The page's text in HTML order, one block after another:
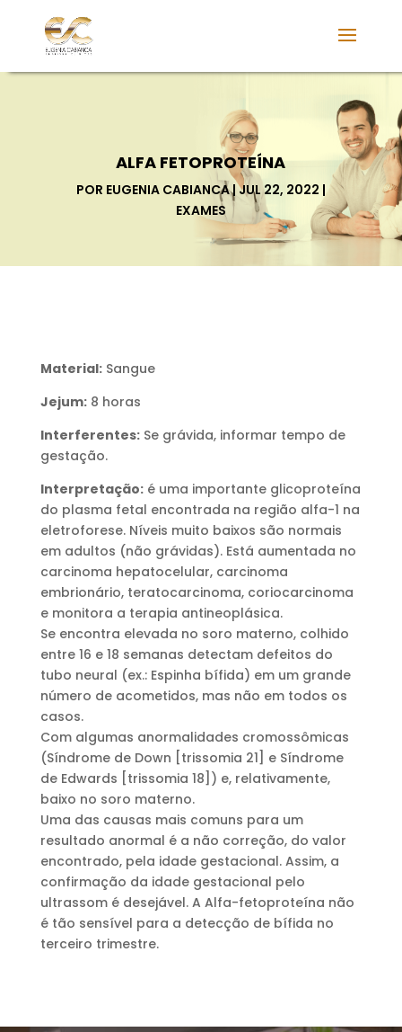
ALFA FETOPROTEÍNA
POR EUGENIA CABIANCA JUL 22, 2022
EXAMES
Material:Sangue
Jejum:8 horas
Interferentes:Se grávida, informar tempo de
gestação.
Interpretação:é uma importante glicoproteína
do plasma fetal encontrada na região alfa-1 na
eletroforese. Níveis muito baixos são normais
em adultos (não grávidas). Está aumentada no
carcinoma hepatocelular, carcinoma
embrionário, teratocarcinoma, coriocarcinoma
e monitora a terapia antineoplásica.
Se encontra elevada no soro materno, colhido
entre 16 e 18 semanas detectam defeitos do
tubo neural (ex.: Espinha bífida) em um grande
número de acometidos, mas não em todos os
casos.
Com algumas anormalidades cromossômicas
(Síndrome de Down [trissomia 21] e Síndrome
de Edwards [trissomia 18]) e, relativamente,
baixo no soro materno.
Uma das causas mais comuns para um
resultado anormal é a não correção, do valor
encontrado, pela idade gestacional. Assim, a
confirmação da idade gestacional pelo
ultrassom é desejável. A Alfa-fetoproteína não
é tão sensível para a detecção de bífida no
terceiro trimestre.